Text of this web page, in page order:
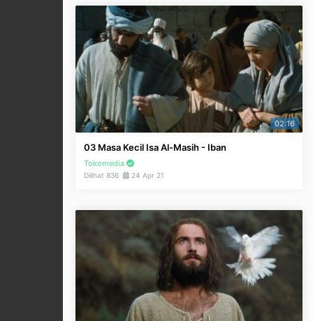
02:16
03 Masa Kecil Isa Al-Masih - Iban
Tokomedia
Dilihat 836 24 Apr 21